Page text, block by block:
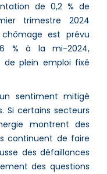
de 0,2 % de
trimestre 2024​
est prévu
% à la mi-2024,
de plein emploi fixé
sentiment mitigé
Si certains secteurs
montrent des
continuent de faire
des défaillances
des questions